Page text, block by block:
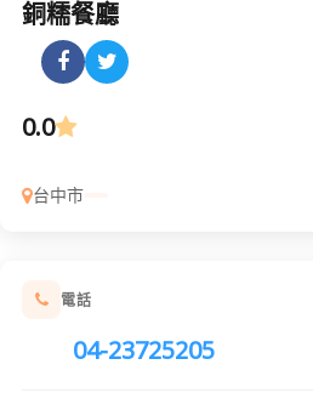
銅糯餐廳
0.0
台中市
電話
04-23725205